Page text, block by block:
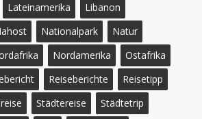
Lateinamerika
Libanon
Nationalpark
Natur
Nordamerika
Ostafrika
Reiseberichte
Reisetipp
Städtereise
Städtetrip